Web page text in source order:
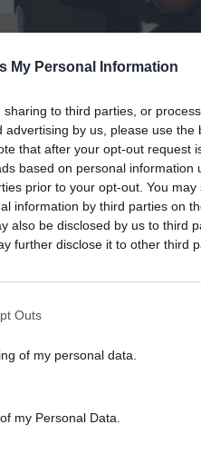
My Personal Information
to third parties, or
by us, please use the
that after your opt-out request
based on personal information
prior to your opt-out. You
information by third parties on
also be disclosed by us to third
further disclose it to other third
Outs
of my personal data.
my Personal Data.
19 de mayo de 2026
se cuece en la cocina,